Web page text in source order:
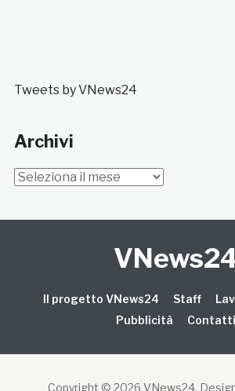
Tweets by VNews24
Archivi
Archivi
Il progetto VNews24 Staff
Pubblicità
Contatti
Copyright © 2026 VNews24.